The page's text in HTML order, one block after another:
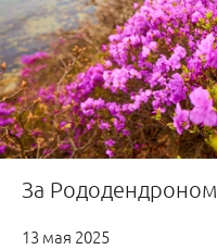
За
13 мая 2025